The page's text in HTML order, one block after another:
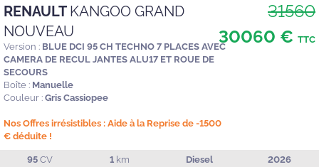
RENAULT KANGOO GRAND
NOUVEAU
Version : BLUE DCI 95 CH TECHNO 7 PLACES AVEC
CAMERA DE RECUL JANTES ALU17 ET ROUE DE
SECOURS
Boîte : Manuelle
Couleur : Gris Cassiopee
Nos Offres irrésistibles : Aide à la Reprise de -1500
€ déduite !
31560
30060 € TTC
95 CV 1 km Diesel 2026